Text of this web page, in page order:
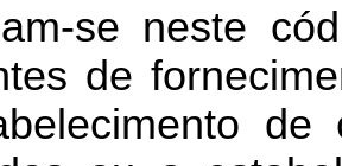
se neste
de
de